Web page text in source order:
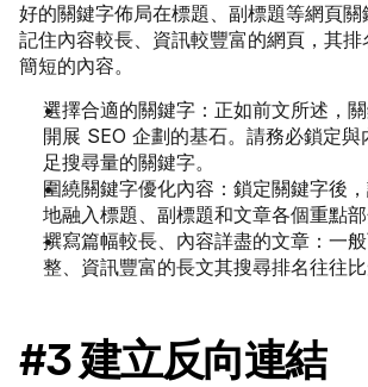
好的關鍵字佈局在標題、副標題等網頁
記住內容較長、資訊較豐富的網頁，其
簡短的內容。
選擇合適的關鍵字：正如前文所述，
開展 SEO 企劃的基石。請務必鎖定
足搜尋量的關鍵字。
圍繞關鍵字優化內容：鎖定關鍵字後
地融入標題、副標題和文章各個重點部
撰寫篇幅較長、內容詳盡的文章：一
整、資訊豐富的長文其搜尋排名往往比
#3 建立反向連結